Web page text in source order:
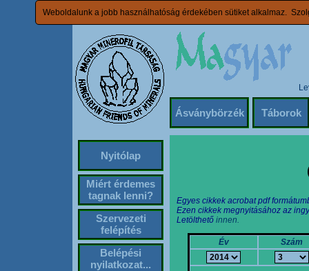
Weboldalunk a jobb használhatóság érdekében sütiket alkalmaz.
Ásványbörzék Táborok
Nyitólap
Miért érdemes
tagnak lenni?
Szervezeti
felépítés
Belépési
nyilatkozat...
Egyes cikkek acrobat pdf
Ezen cikkek megnyitásához az
Letölthető innen.
Év Szám